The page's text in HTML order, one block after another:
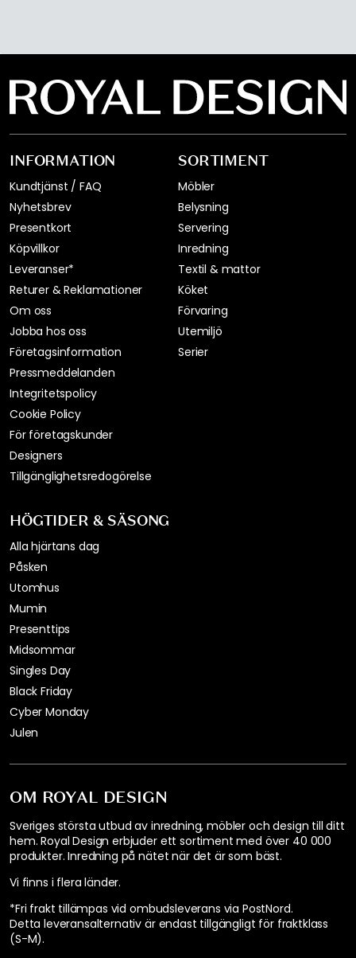
OM ROYAL DESIGN
Sveriges största utbud av inredning, möbler och design till ditt
hem. Royal Design erbjuder ett sortiment med över 40 000
produkter. Inredning på nätet när det är som bäst.
Vi finns i flera länder.
*Fri frakt tillämpas vid ombudsleverans via PostNord.
Detta leveransalternativ är endast tillgängligt för fraktklass
(S-M).
INFORMATION
Kundtjänst / FAQ
Nyhetsbrev
Presentkort
Köpvillkor
Leveranser*
Returer & Reklamationer
Om oss
Jobba hos oss
Företagsinformation
Pressmeddelanden
Integritetspolicy
Cookie Policy
För företagskunder
Designers
Tillgänglighetsredogörelse
SORTIMENT
Möbler
Belysning
Servering
Inredning
Textil & mattor
Köket
Förvaring
Utemiljö
Serier
HÖGTIDER & SÄSONG
Alla hjärtans dag
Påsken
Utomhus
Mumin
Presenttips
Midsommar
Singles Day
Black Friday
Cyber Monday
Julen